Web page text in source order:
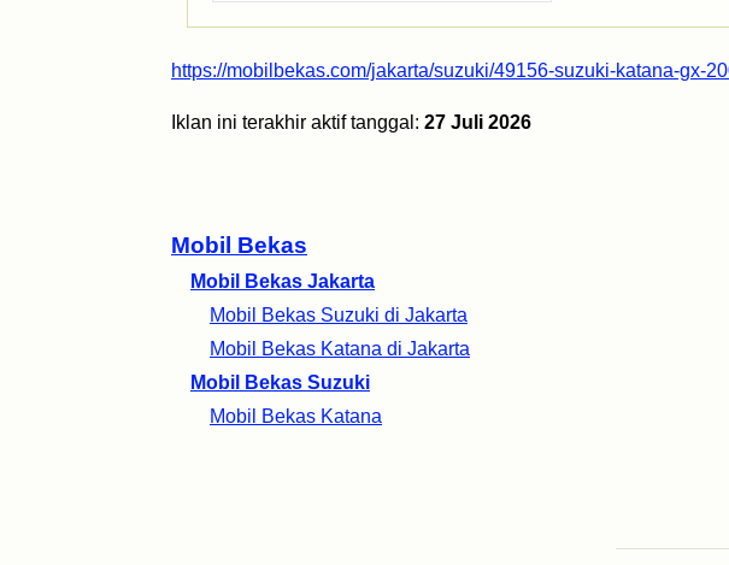
Mobil Bekas
Mobil Bekas Jakarta
Mobil Bekas Suzuki di Jakarta
Mobil Bekas Katana di Jakarta
Mobil Bekas Suzuki
Mobil Bekas Katana
https://mobilbekas.com/jakarta/suzuki/49156-suzuki-katana-gx-
Iklan ini terakhir aktif tanggal: 27 Juli 2026